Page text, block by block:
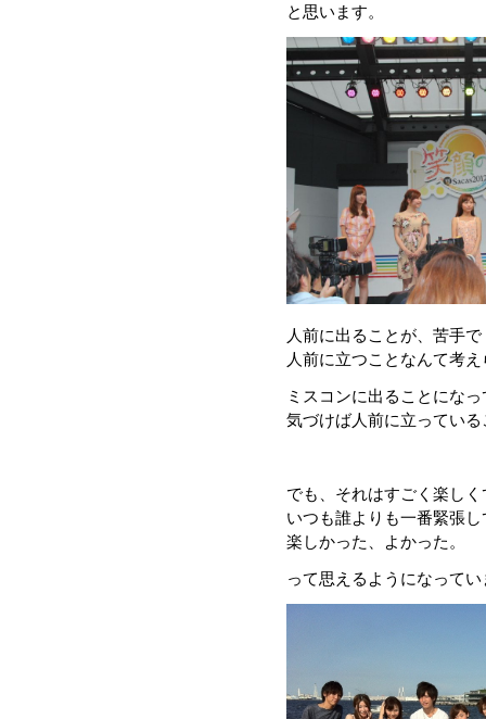
と思います。
人前に出ることが、苦手で
人前に立つことなんて考
ミスコンに出ることになっ
気づけば人前に立ってい
でも、それはすごく楽し
いつも誰よりも一番緊張
楽しかった、よかった。
って思えるようになって